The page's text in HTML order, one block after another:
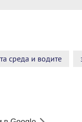
среда и водите